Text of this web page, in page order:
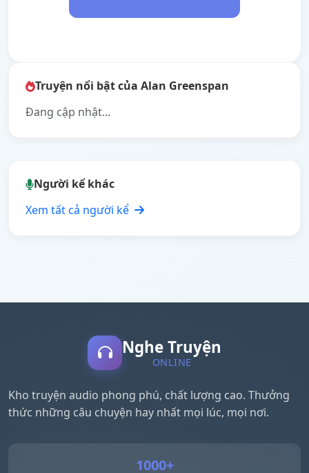
Truyện nổi bật của Alan Greenspan
Đang cập nhật...
Người kể khác
Xem tất cả người kể
Nghe Truyện
ONLINE
Kho truyện audio phong phú, chất lượng cao. Thưởng
thức những câu chuyện hay nhất mọi lúc, mọi nơi.
1000+